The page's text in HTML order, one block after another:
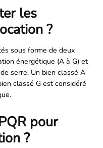
les
?
sous forme de deux
énergétique (A à G) et
serre. Un bien classé A
classé G est considéré
pour
?